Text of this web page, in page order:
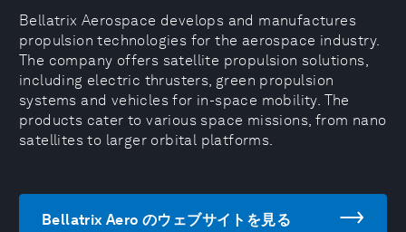
Bellatrix Aerospace develops and manufactures
propulsion technologies for the aerospace industry.
The company offers satellite propulsion solutions,
including electric thrusters, green propulsion
systems and vehicles for in-space mobility. The
products cater to various space missions, from nano
satellites to larger orbital platforms.
Bellatrix Aero のウェブサイトを見る